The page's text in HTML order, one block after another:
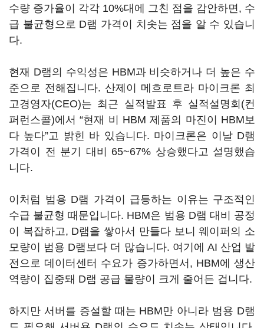
수량 증가율이 각각 10%대에 그친 점을 감안하면, 수
급 불균형으로 D램 가격이 치솟는 점을 알 수 있습니
다.
현재 D램의 수익성은 HBM과 비슷하거나 더 높은 수
준으로 전해집니다. 산제이 메흐로트라 마이크론 최
고경영자(CEO)는 최근 실적발표 후 실적설명회(컨
퍼런스콜)에서 “현재 비 HBM 제품의 마진이 HBM보
다 높다”고 밝힌 바 있습니다. 마이크론은 이날 D램
가격이 전 분기 대비 65~67% 상승했다고 설명했습
니다.
이처럼 범용 D램 가격이 급등하는 이유는 구조적인
수급 불균형 때문입니다. HBM은 범용 D램 대비 공정
이 복잡하고, D램을 쌓아서 만들다 보니 웨이퍼의 소
모량이 범용 D램보다 더 많습니다. 여기에 AI 산업 발
전으로 데이터센터 수요가 증가하면서, HBM에 생산
역량이 집중돼 D램 공급 물량이 크게 줄어든 겁니다.
하지만 서버를 증설할 때는 HBM만 아니라 범용 D램